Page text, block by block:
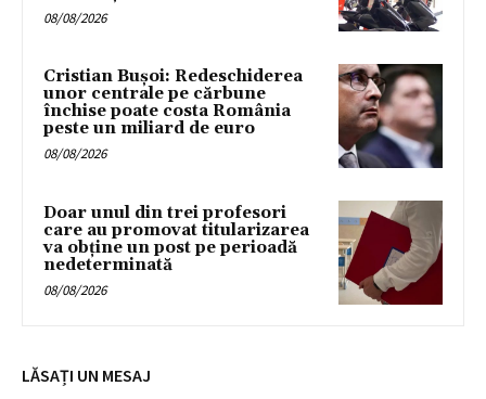
08/08/2026
Cristian Bușoi: Redeschiderea
unor centrale pe cărbune
închise poate costa România
peste un miliard de euro
08/08/2026
Doar unul din trei profesori
care au promovat titularizarea
va obține un post pe perioadă
nedeterminată
08/08/2026
LĂSAȚI UN MESAJ